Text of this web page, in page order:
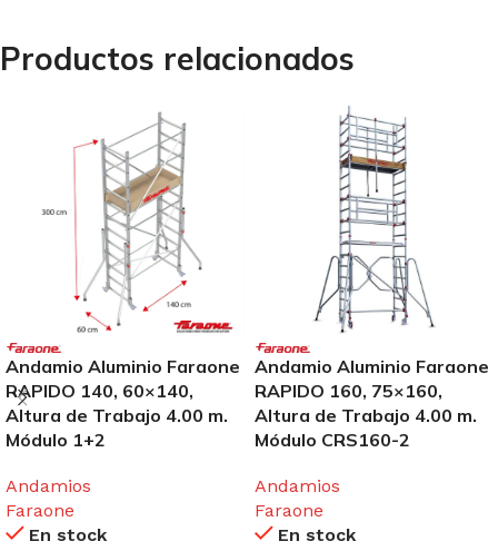
Productos relacionados
Andamio Aluminio Faraone
RAPIDO 140, 60×140,
Altura de Trabajo 4.00 m.
Módulo 1+2
Andamios
Faraone
En stock
Andamio Aluminio Faraone
RAPIDO 160, 75×160,
Altura de Trabajo 4.00 m.
Módulo CRS160-2
Andamios
Faraone
En stock